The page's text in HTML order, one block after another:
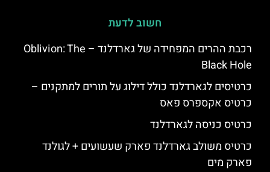
חשוב לדעת
רכבת ההרים המפחידה של גארדלנד – Oblivion: The
Black Hole
כרטיסים לגארדלנד כולל דילוג על תורים למתקנים –
כרטיס אקספרס פאס
כרטיס כניסה לגארדלנד
כרטיס משולב גארדלנד פארק שעשועים + לגולנד
פארק מים